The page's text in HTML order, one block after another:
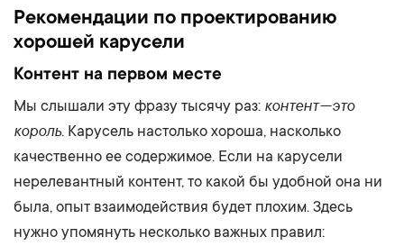
Рекомендации по проектированию
хорошей карусели
Контент на первом месте
Мы слышали эту фразу тысячу раз: контент — это
король. Карусель настолько хороша, насколько
качественно ее содержимое. Если на карусели
нерелевантный контент, то какой бы удобной она ни
была, опыт взаимодействия будет плохим. Здесь
нужно упомянуть несколько важных правил: